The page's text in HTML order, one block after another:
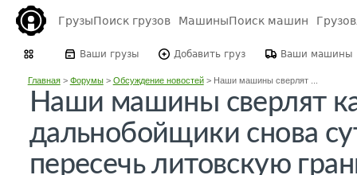
ГрузыПоиск грузов МашиныПоиск машин
Ваши грузы Добавить груз Ваши машины
Главная> Форумы> Обсуждение новостей> Наши машины сверлят ...
Наши машины сверлят
дальнобойщики снова
пересечь литовскую